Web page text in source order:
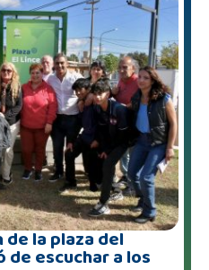
la plaza del
de escuchar a los